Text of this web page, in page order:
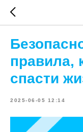
правила,
спасти
2025-06-05 12:14